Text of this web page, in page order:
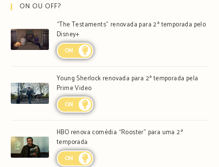
ON OU OFF?
“The Testaments” renovada para 2ª temporada pelo
Disney+
ON
Young Sherlock renovada para 2ª temporada pela
Prime Video
ON
HBO renova comédia “Rooster” para uma 2ª
temporada
ON